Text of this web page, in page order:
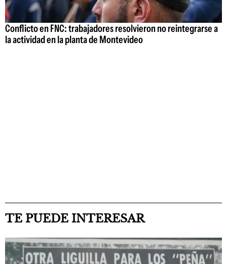
Conflicto en FNC: trabajadores resolvieron no reintegrarse a
la actividad en la planta de Montevideo
TE PUEDE INTERESAR